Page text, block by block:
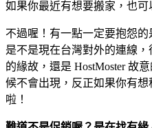
如果你最近有想要搬家，也可
不過喔！有一點一定要抱怨
是不是現在台灣對外的連線，
的緣故，還是 HostMoster 故
候不會出現，反正如果你有想
啦！